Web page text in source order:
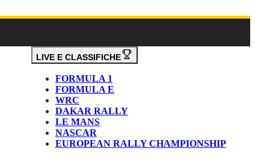
LIVE E CLASSIFICHE
FORMULA 1
FORMULA E
WRC
DAKAR RALLY
LE MANS
NASCAR
EUROPEAN RALLY CHAMPIONSHIP